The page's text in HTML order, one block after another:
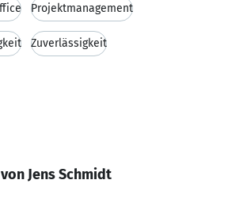
Projektmanagement
Zuverlässigkeit
Jens Schmidt